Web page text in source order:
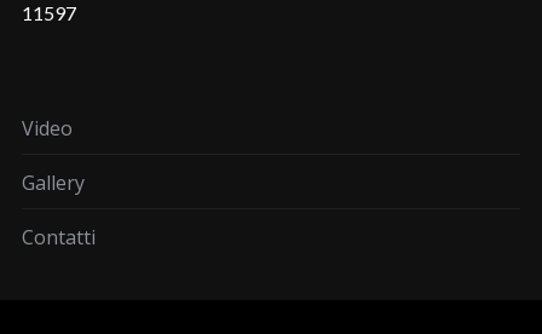
11597
Video
Gallery
Contatti